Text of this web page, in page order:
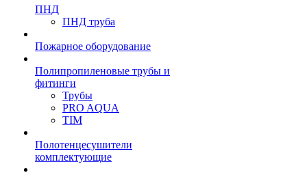
ПНД
ПНД труба
Пожарное оборудование
Полипропиленовые трубы и
фитинги
Трубы
PRO AQUA
TIM
Полотенцесушители
комплектующие